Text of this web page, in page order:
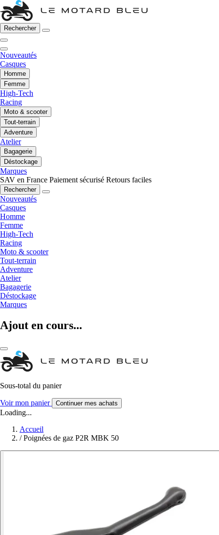
Rechercher
Nouveautés
Casques
Homme
Femme
High-Tech
Racing
Moto & scooter
Tout-terrain
Adventure
Atelier
Bagagerie
Déstockage
Marques
SAV en France Paiement sécurisé Retours faciles
Rechercher
Nouveautés
Casques
Homme
Femme
High-Tech
Racing
Moto & scooter
Tout-terrain
Adventure
Atelier
Bagagerie
Déstockage
Marques
Ajout en cours...
Sous-total du panier
Voir mon panier Continuer mes achats
Loading...
Accueil
/ Poignées de gaz P2R MBK 50